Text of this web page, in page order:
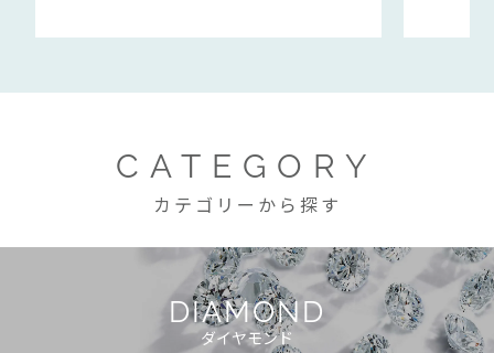
CATEGORY
カテゴリーから探す
DIAMOND
ダイヤモンド